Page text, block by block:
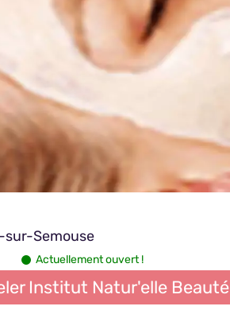
sur-Semouse
Actuellement ouvert !
Institut Natur'elle Beauté